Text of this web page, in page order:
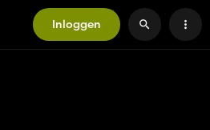
Inloggen